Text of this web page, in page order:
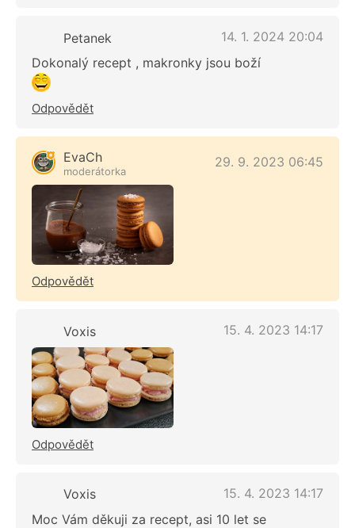
Petanek
14. 1. 2024 20:04
Dokonalý recept , makronky jsou boží
Odpovědět
EvaCh
moderátorka
29. 9. 2023 06:45
Odpovědět
Voxis 15. 4. 2023 14:17
Odpovědět
Voxis
15. 4. 2023 14:17
Moc Vám děkuji za recept, asi 10 let se